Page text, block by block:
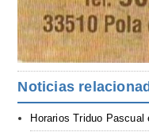
Noticias
Horarios Triduo Pascual